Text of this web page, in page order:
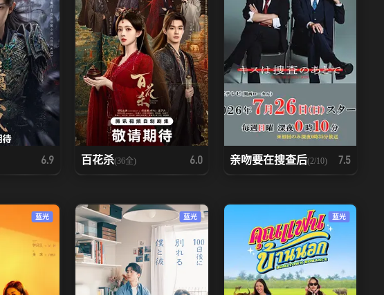
6.9 百花杀(36全) 6.0 亲吻要在搜查后(2/10) 7.5
蓝光 蓝光 蓝光